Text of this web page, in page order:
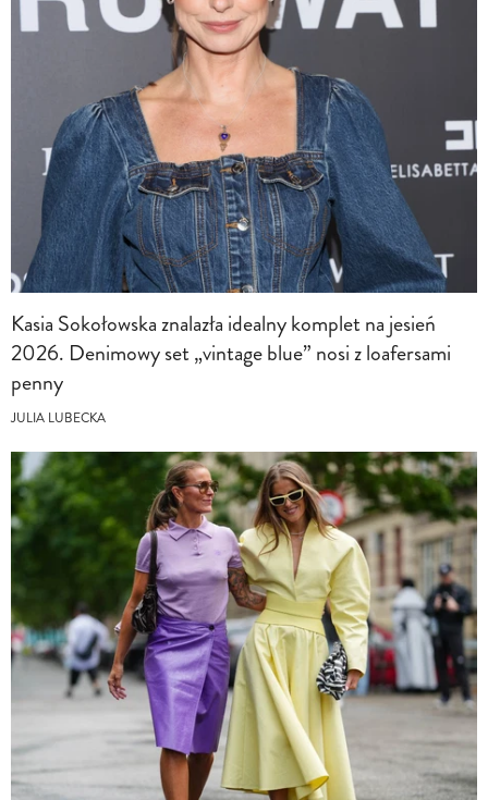
Kasia Sokołowska znalazła idealny komplet na jesień
2026. Denimowy set „vintage blue” nosi z loafersami
penny
JULIA LUBECKA